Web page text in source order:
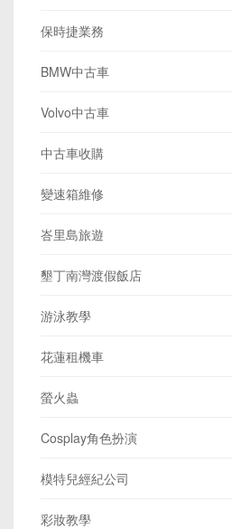
保時捷業務
BMW中古車
Volvo中古車
中古車收購
變速箱維修
峇里島旅遊
墾丁南灣渡假飯店
游泳教學
花蓮租機車
螢火蟲
Cosplay角色扮演
模特兒經紀公司
彩妝教學